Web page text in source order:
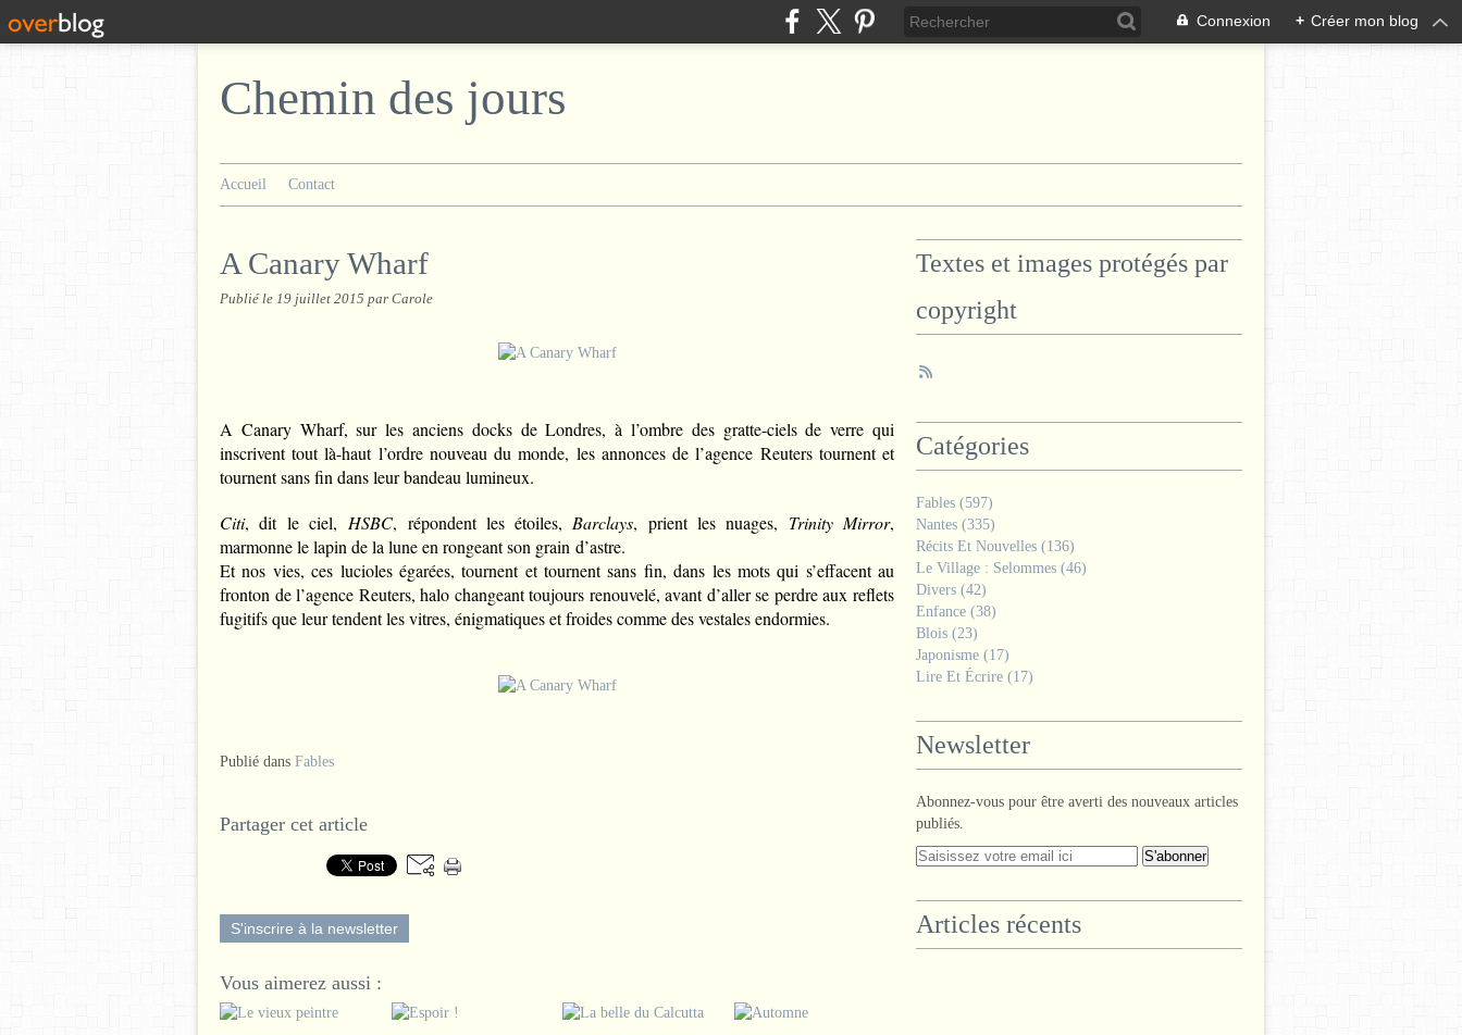
Connexion + Créer mon blog
Chemin des jours
Accueil Contact
A Canary Wharf
Publié le 19 juillet 2015 par Carole
A Canary Wharf, sur les anciens docks de Londres, à l’ombre des gratte-ciels de verre qui
inscrivent tout là-haut l’ordre nouveau du monde, les annonces de l’agence Reuters tournent et
tournent sans fin dans leur bandeau lumineux.
Citi, dit le ciel, HSBC, répondent les étoiles, Barclays, prient les nuages, Trinity Mirror,
marmonne le lapin de la lune en rongeant son grain d’astre.
Et nos vies, ces lucioles égarées, tournent et tournent sans fin, dans les mots qui s’effacent au
fronton de l’agence Reuters, halo changeant toujours renouvelé, avant d’aller se perdre aux reflets
fugitifs que leur tendent les vitres, énigmatiques et froides comme des vestales endormies.
Publié dans Fables
Partager cet article
S'inscrire à la newsletter
Vous aimerez aussi :
Textes et images protégés par
copyright
Catégories
Fables (597)
Nantes (335)
Récits Et Nouvelles (136)
Le Village : Selommes (46)
Divers (42)
Enfance (38)
Blois (23)
Japonisme (17)
Lire Et Écrire (17)
Newsletter
Abonnez-vous pour être averti des nouveaux articles
publiés.
Articles récents